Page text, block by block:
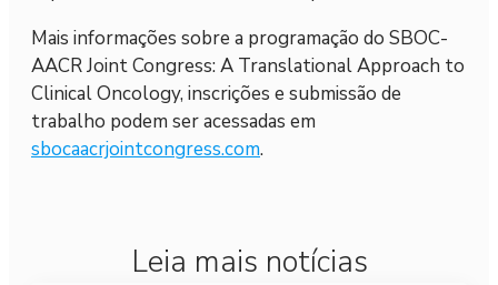
Mais informações sobre a programação do SBOC-
AACR Joint Congress: A Translational Approach to
Clinical Oncology, inscrições e submissão de
trabalho podem ser acessadas em
sbocaacrjointcongress.com.
Leia mais notícias